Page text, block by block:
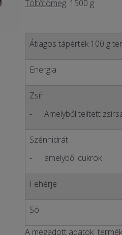
Töltőtömeg: 1500 g
Átlagos tápérték 100 g
Energia
Zsír
- Amelyből telített
Szénhidrát
- amelyből cukrok
Fehérje
Só
A megadott adatok